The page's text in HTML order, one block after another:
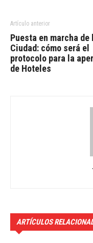
Artículo anterior
Puesta en marcha de
Ciudad: cómo será el
protocolo para la
de Hoteles
ARTÍCULOS